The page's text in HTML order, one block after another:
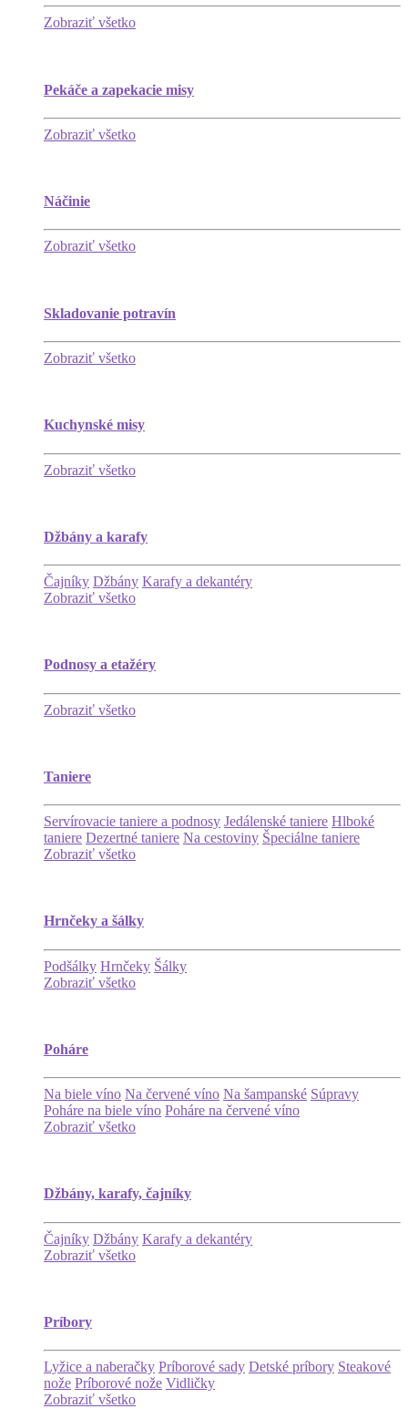
Zobraziť všetko
Pekáče a zapekacie misy
Zobraziť všetko
Náčinie
Zobraziť všetko
Skladovanie potravín
Zobraziť všetko
Kuchynské misy
Zobraziť všetko
Džbány a karafy
Čajníky Džbány Karafy a dekantéry
Zobraziť všetko
Podnosy a etažéry
Zobraziť všetko
Taniere
Servírovacie taniere a podnosy Jedálenské taniere Hlboké
taniere Dezertné taniere Na cestoviny Špeciálne taniere
Zobraziť všetko
Hrnčeky a šálky
Podšálky Hrnčeky Šálky
Zobraziť všetko
Poháre
Na biele víno Na červené víno Na šampanské Súpravy
Poháre na biele víno Poháre na červené víno
Zobraziť všetko
Džbány, karafy, čajníky
Čajníky Džbány Karafy a dekantéry
Zobraziť všetko
Príbory
Lyžice a naberačky Príborové sady Detské príbory Steakové
nože Príborové nože Vidličky
Zobraziť všetko